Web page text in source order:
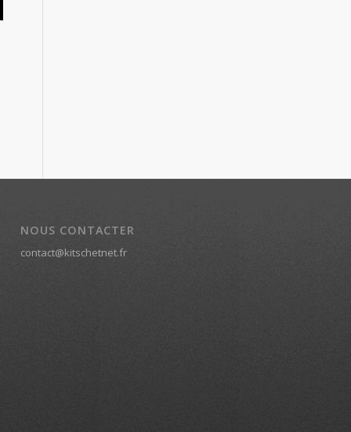
NOUS CONTACTER
contact@kitschetnet.fr